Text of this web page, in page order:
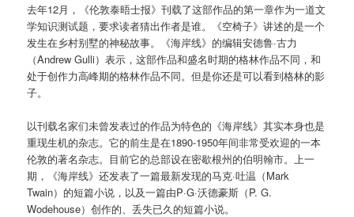
去年12月，《伦敦泰晤士报》刊载了这部作品的第一章作为一道文
学知识测试题，要求读者猜出作者是谁。《空椅子》讲述的是一个
发生在乡村别墅的神秘故事。《海岸线》的编辑安德鲁·古力
（Andrew Gulli）表示，这部作品和盛名时期的格林作品不同，和
处于创作力高峰期的格林作品不同。但是你还是可以看到格林的影
子。
以刊载名家们未曾发表过的作品为特色的《海岸线》其实本身也是
重现生机的杂志。它的前生是在1890-1950年间非常受欢迎的一本
伦敦的著名杂志。目前它的总部设在密歇根州的伯明翰市。上一
期，《海岸线》还发表了一篇最新发现的马克·吐温（Mark
Twain）的短篇小说，以及一篇由P·G·沃德豪斯（P. G.
Wodehouse）创作的、丢失已久的短篇小说。